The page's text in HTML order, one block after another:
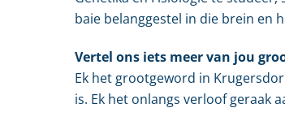
baie belanggestel in die brein en
Vertel ons iets meer van jou
Ek het grootgeword in
is. Ek het onlangs verloof geraak